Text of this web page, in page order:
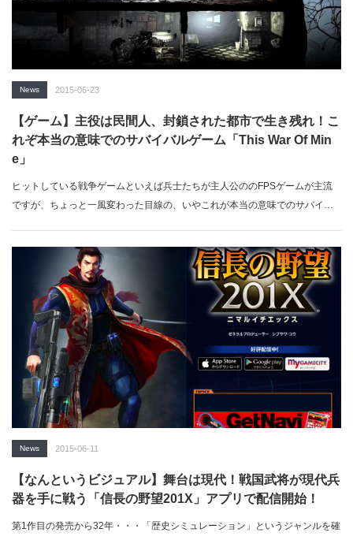
News 2015-06-23
【ゲーム】主役は民間人、封鎖された都市で生き残れ！こ
れぞ本当の意味でのサバイバルゲーム「This War Of Min
e」
ヒットしている戦争ゲームといえば兵士たちが主人公ののFPSゲームが主流
ですが、ちょっと一風変わった目線の、いやこれが本当の意味でのサバイバ
News 2015-06-11
【なんというビジュアル】舞台は現代！戦国武将が現代兵
器を手に戦う「信長の野望201X」アプリで配信開始！
第1作目の発売から32年・・・「歴史シミュレーション」というジャンルを確